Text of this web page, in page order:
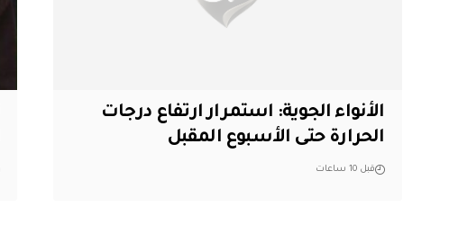
الأنواء الجوية: استمرار ارتفاع درجات
الحرارة حتى الأسبوع المقبل
قبل 10 ساعات